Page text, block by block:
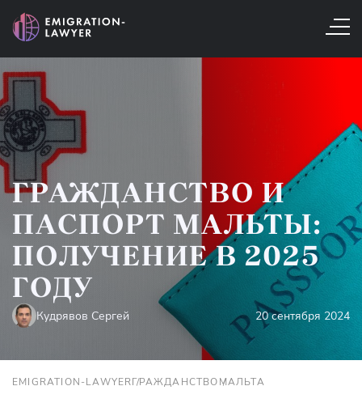
ГРАЖДАНСТВО И
ПАСПОРТ МАЛЬТЫ:
ПОЛУЧЕНИЕ В 2025
ГОДУ
Кудрявов Сергей 20 сентября 2024
EMIGRATION-LAWYERГРАЖДАНСТВОМАЛЬТА